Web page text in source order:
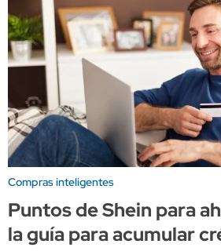
Compras inteligentes
Puntos de Shein para
la guía para acumular